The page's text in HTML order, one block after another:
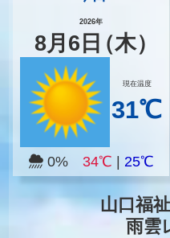
2026年
8月 6 日（木）
現在温度
31℃
0% 34℃ 25℃
山口福
雨雲